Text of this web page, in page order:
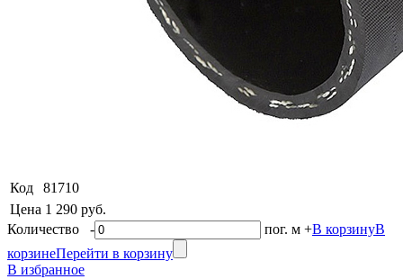
Код
81710
Цена 1 290 руб.
Количество - пог. м +В корзинуВ
корзинеПерейти в корзину
В избранное